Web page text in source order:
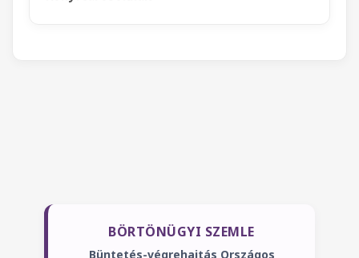
BÖRTÖNÜGYI SZEMLE
Büntetés-végrehajtás Országos